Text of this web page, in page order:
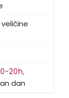
20h,
dan